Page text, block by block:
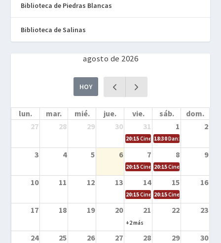
Biblioteca de Piedras Blancas
Biblioteca de Salinas
agosto de 2026
HOY
lun. mar. mié. jue. vie. sáb.
dom.
27
28 29 30 31 1 2
20:15Cine en la calle – Cómo
18:30Danza – Cita en el
3 4 5 6 7 8 9
20:15Cine en la calle – El niño y la
20:15Cine en la calle –
10 11 12 13 14 15 16
20:15Cine en la calle – Tortugas
20:15Cine en la calle –
17 18 19 20 21 22 23
+2 más
24 25 26 27 28 29 30